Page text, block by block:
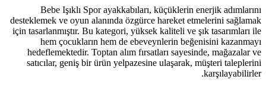
Bebe Işıklı Spor
desteklemek ve oyun alanında
için tasarlanmıştır. Bu kategori,
hem çocukların hem de
hedeflemektedir. Toptan alım
satıcılar, geniş bir ürün